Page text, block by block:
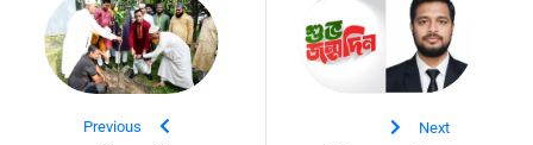
Previous Next